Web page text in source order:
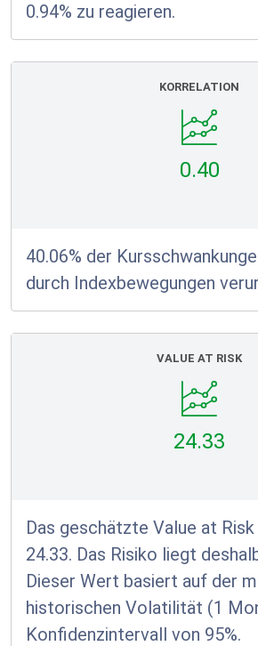
0.94% zu reagieren.
KORRELATION
0.40
40.06% der
durch Indexbewegungen
VALUE AT RISK
24.33
Das geschätzte Value at
24.33. Das Risiko liegt
Dieser Wert basiert auf der
historischen Volatilität (1
Konfidenzintervall von 95%.